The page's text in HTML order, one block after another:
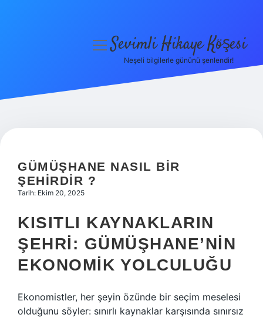
Hakkımızda
menüyüSevimli Hikaye Köşesi
Neşeli bilgilerle gününü şenlendir!
GÜMÜŞHANE NASIL BIR
ŞEHIRDIR ?
Tarih: Ekim 20, 2025
KISITLI KAYNAKLARIN
ŞEHRI: GÜMÜŞHANE’NIN
EKONOMIK YOLCULUĞU
Ekonomistler, her şeyin özünde bir seçim meselesi
olduğunu söyler: sınırlı kaynaklar karşısında sınırsız